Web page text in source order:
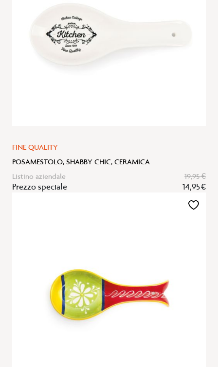
FINE QUALITY
POSAMESTOLO, SHABBY CHIC, CERAMICA
Listino aziendale
19,95 €
Prezzo speciale 14,95 €
Aggiungi